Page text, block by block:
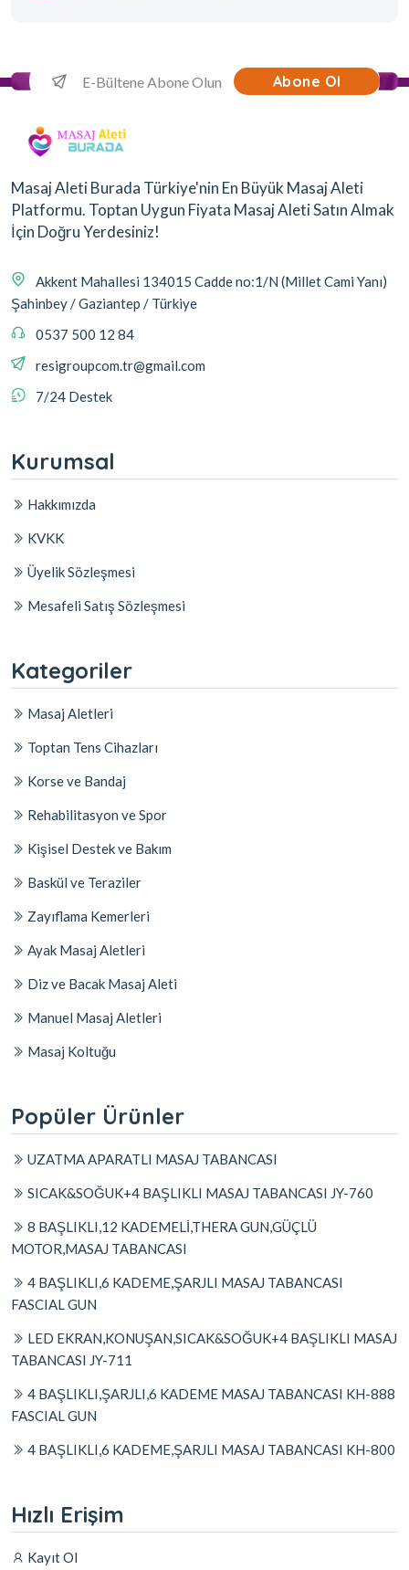
Abone Ol
Masaj Aleti Burada Türkiye'nin En Büyük Masaj Aleti
Platformu. Toptan Uygun Fiyata Masaj Aleti Satın Almak
İçin Doğru Yerdesiniz!
Akkent Mahallesi 134015 Cadde no:1/N (Millet Cami Yanı)
Şahinbey / Gaziantep / Türkiye
0537 500 12 84
resigroupcom.tr@gmail.com
7/24 Destek
Kurumsal
Hakkımızda
KVKK
Üyelik Sözleşmesi
Mesafeli Satış Sözleşmesi
Kategoriler
Masaj Aletleri
Toptan Tens Cihazları
Korse ve Bandaj
Rehabilitasyon ve Spor
Kişisel Destek ve Bakım
Baskül ve Teraziler
Zayıflama Kemerleri
Ayak Masaj Aletleri
Diz ve Bacak Masaj Aleti
Manuel Masaj Aletleri
Masaj Koltuğu
Popüler Ürünler
UZATMA APARATLI MASAJ TABANCASI
SICAK&SOĞUK+4 BAŞLIKLI MASAJ TABANCASI JY-760
8 BAŞLIKLI,12 KADEMELİ,THERA GUN,GÜÇLÜ
MOTOR,MASAJ TABANCASI
4 BAŞLIKLI,6 KADEME,ŞARJLI MASAJ TABANCASI
FASCIAL GUN
LED EKRAN,KONUŞAN,SICAK&SOĞUK+4 BAŞLIKLI MASAJ
TABANCASI JY-711
4 BAŞLIKLI,ŞARJLI,6 KADEME MASAJ TABANCASI KH-888
FASCIAL GUN
4 BAŞLIKLI,6 KADEME,ŞARJLI MASAJ TABANCASI KH-800
Hızlı Erişim
Kayıt Ol